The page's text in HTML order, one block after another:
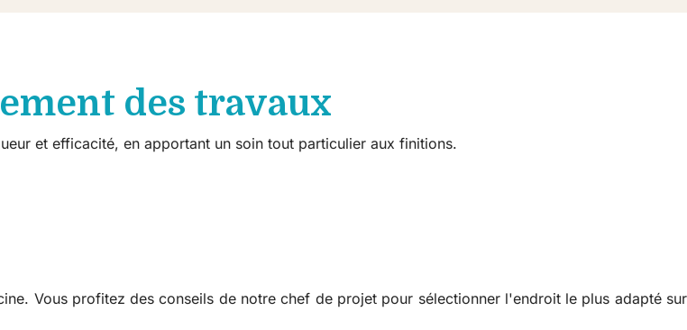
des travaux
et efficacité, en apportant un soin tout particulier aux finitions.
Vous profitez des conseils de notre chef de projet pour sélectionner l'endroit le plus adapté sur